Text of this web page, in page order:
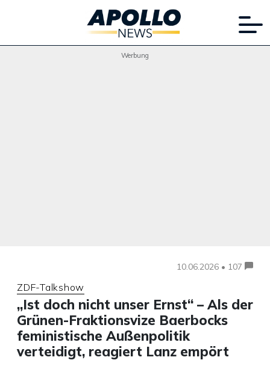
Werbung
10.06.2026 • 107
ZDF-Talkshow
„Ist doch nicht unser Ernst“ – Als der
Grünen-Fraktionsvize Baerbocks
feministische Außenpolitik
verteidigt, reagiert Lanz empört